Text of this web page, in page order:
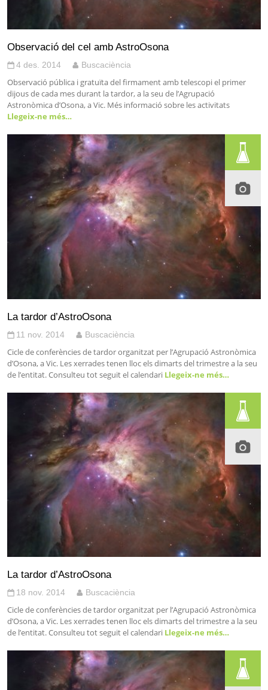
Observació del cel amb AstroOsona
4 des. 2014 Buscaciència
Observació pública i gratuïta del firmament amb telescopi el primer
dijous de cada mes durant la tardor, a la seu de l’Agrupació
Astronòmica d’Osona, a Vic. Més informació sobre les activitats
Llegeix-ne més…
La tardor d’AstroOsona
11 nov. 2014 Buscaciència
Cicle de conferències de tardor organitzat per l’Agrupació Astronòmica
d’Osona, a Vic. Les xerrades tenen lloc els dimarts del trimestre a la seu
de l’entitat. Consulteu tot seguit el calendari Llegeix-ne més…
La tardor d’AstroOsona
18 nov. 2014 Buscaciència
Cicle de conferències de tardor organitzat per l’Agrupació Astronòmica
d’Osona, a Vic. Les xerrades tenen lloc els dimarts del trimestre a la seu
de l’entitat. Consulteu tot seguit el calendari Llegeix-ne més…